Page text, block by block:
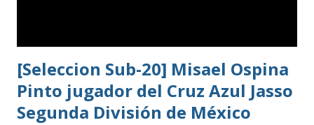
[Seleccion Sub-20] Misael Ospina
Pinto jugador del Cruz Azul Jasso
Segunda División de México